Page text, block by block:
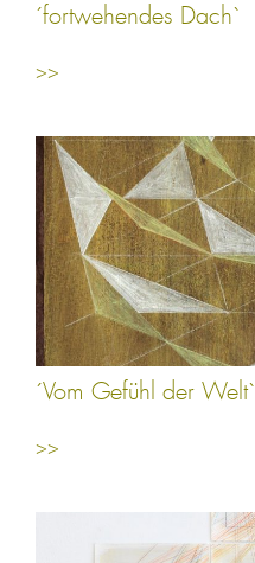
´fortwehendes Dach`
>>
´Vom Gefühl der Welt`
>>